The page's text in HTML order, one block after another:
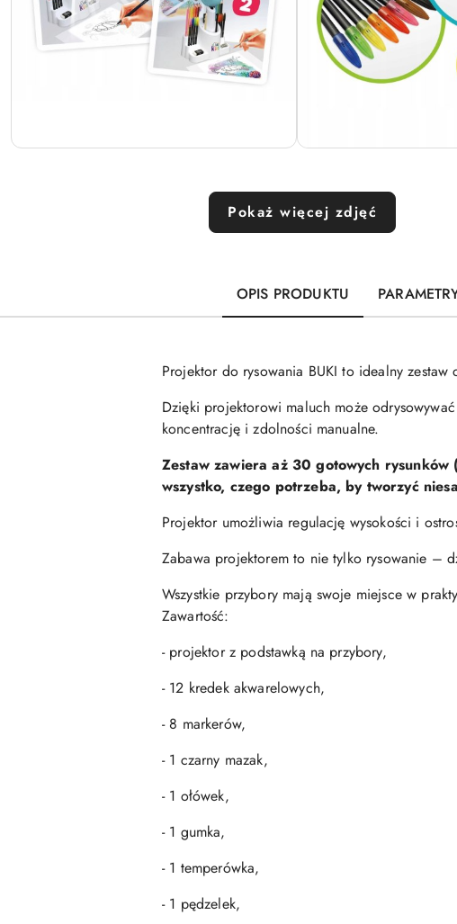
Pokaż więcej zdjęć
OPIS PRODUKTU
Projektor do rysowania BUKI to idealny
Dzięki projektorowi maluch może
koncentrację i zdolności manualne.
Zestaw zawiera aż 30 gotowych
wszystko, czego potrzeba, by tworzyć
Projektor umożliwia regulację wysokości i
Zabawa projektorem to nie tylko rysowanie –
Wszystkie przybory mają swoje miejsce w
Zawartość:
- projektor z podstawką na przybory,
- 12 kredek akwarelowych,
- 8 markerów,
- 1 czarny mazak,
- 1 ołówek,
- 1 gumka,
- 1 temperówka,
- 1 pędzelek,